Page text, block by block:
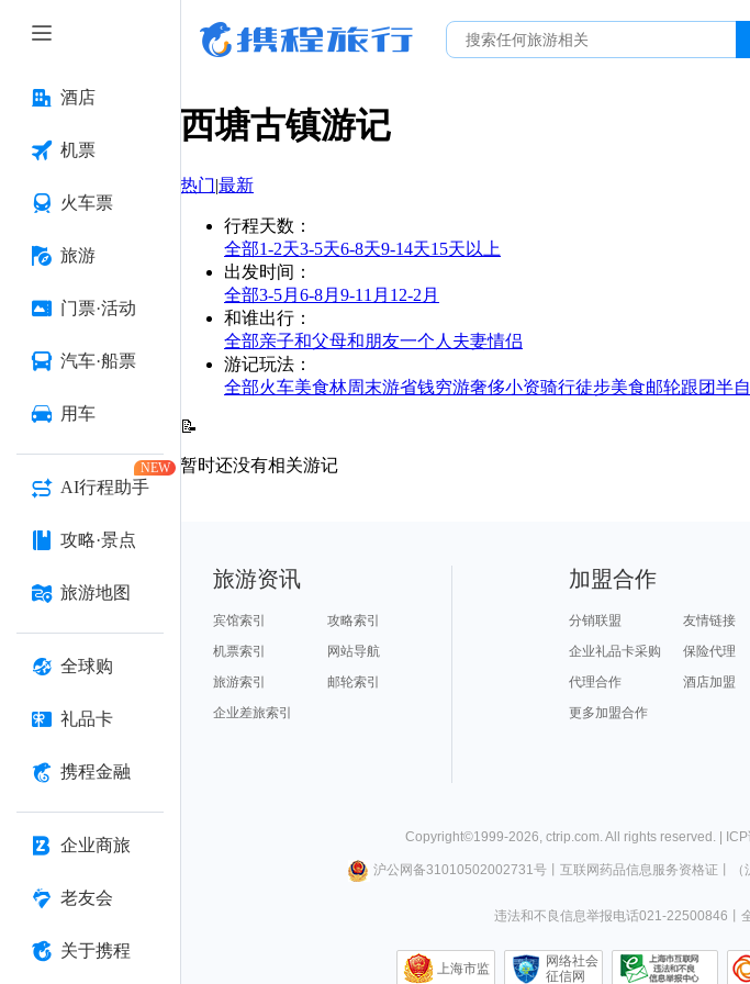
酒店
机票
火车票
旅游
门票·活动
汽车·船票
用车
AI行程助手
NEW
攻略·景点
旅游地图
全球购
礼品卡
携程金融
企业商旅
老友会
关于携程
西塘古镇游记
热门|最新
行程天数 ：
全部1-2天3-5天6-8天9-14天15天以上
出发时间 ：
全部3-5月 6-8月 9-11月 12-2月
和谁出行 ：
全部亲子和父母和朋友一个人 夫妻情侣
游记玩法 ：
全部火车美食林周末游省钱穷游奢侈小资骑行徒步美食邮轮跟团半
📝
暂时还没有相关游记
旅游资讯
宾馆索引
攻略索引
机票索引
网站导航
旅游索引
邮轮索引
企业差旅索引
加盟合作
分销联盟
友情链接
企业礼品卡采购
保险代理
代理合作
酒店加盟
更多加盟合作
Copyright©1999-2026, ctrip.com. All rights reserved. |
沪公网备31010502002731号丨 互联网药品信息服务资格证
违法和不良信息举报电话021-22500846
上海市监
网络社会
征信网